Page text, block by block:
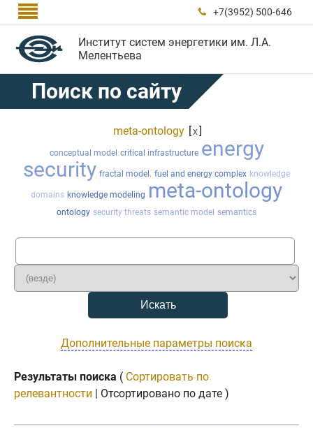
  +7(3952) 500-646
Институт систем энергетики им. Л.А.
Мелентьева
Поиск по сайту
meta-ontology [x]
conceptual model critical infrastructure energy
security fractal model. fuel and energy complex knowledge
domains knowledge modeling meta-ontology
ontology security threats semantic model semantics
Дополнительные параметры поиска
Результаты поиска ( Сортировать по
релевантности | Отсортировано по дате )